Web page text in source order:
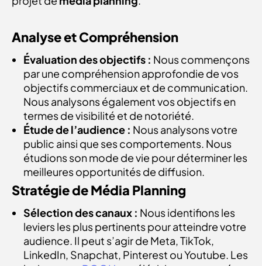
Analyse et Compréhension
Évaluation des objectifs : Nous commençons
par une compréhension approfondie de vos
objectifs commerciaux et de communication.
Nous analysons également vos objectifs en
termes de visibilité et de notoriété.
Étude de l’audience : Nous analysons votre
public ainsi que ses comportements. Nous
étudions son mode de vie pour déterminer les
meilleures opportunités de diffusion.
Stratégie de Média Planning
Sélection des canaux : Nous identifions les
leviers les plus pertinents pour atteindre votre
audience. Il peut s’agir de Meta, TikTok,
LinkedIn, Snapchat, Pinterest ou Youtube. Les